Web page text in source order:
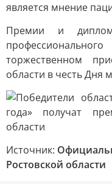
является мнение
Премии и
торжественном
области в честь Дня
Источник:
Ростовской области